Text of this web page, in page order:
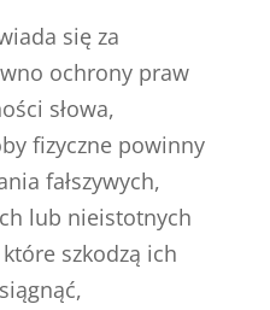
się za
ochrony praw
słowa,
fizyczne powinny
fałszywych,
lub nieistotnych
szkodzą ich